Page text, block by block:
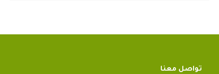
تواصل معنا